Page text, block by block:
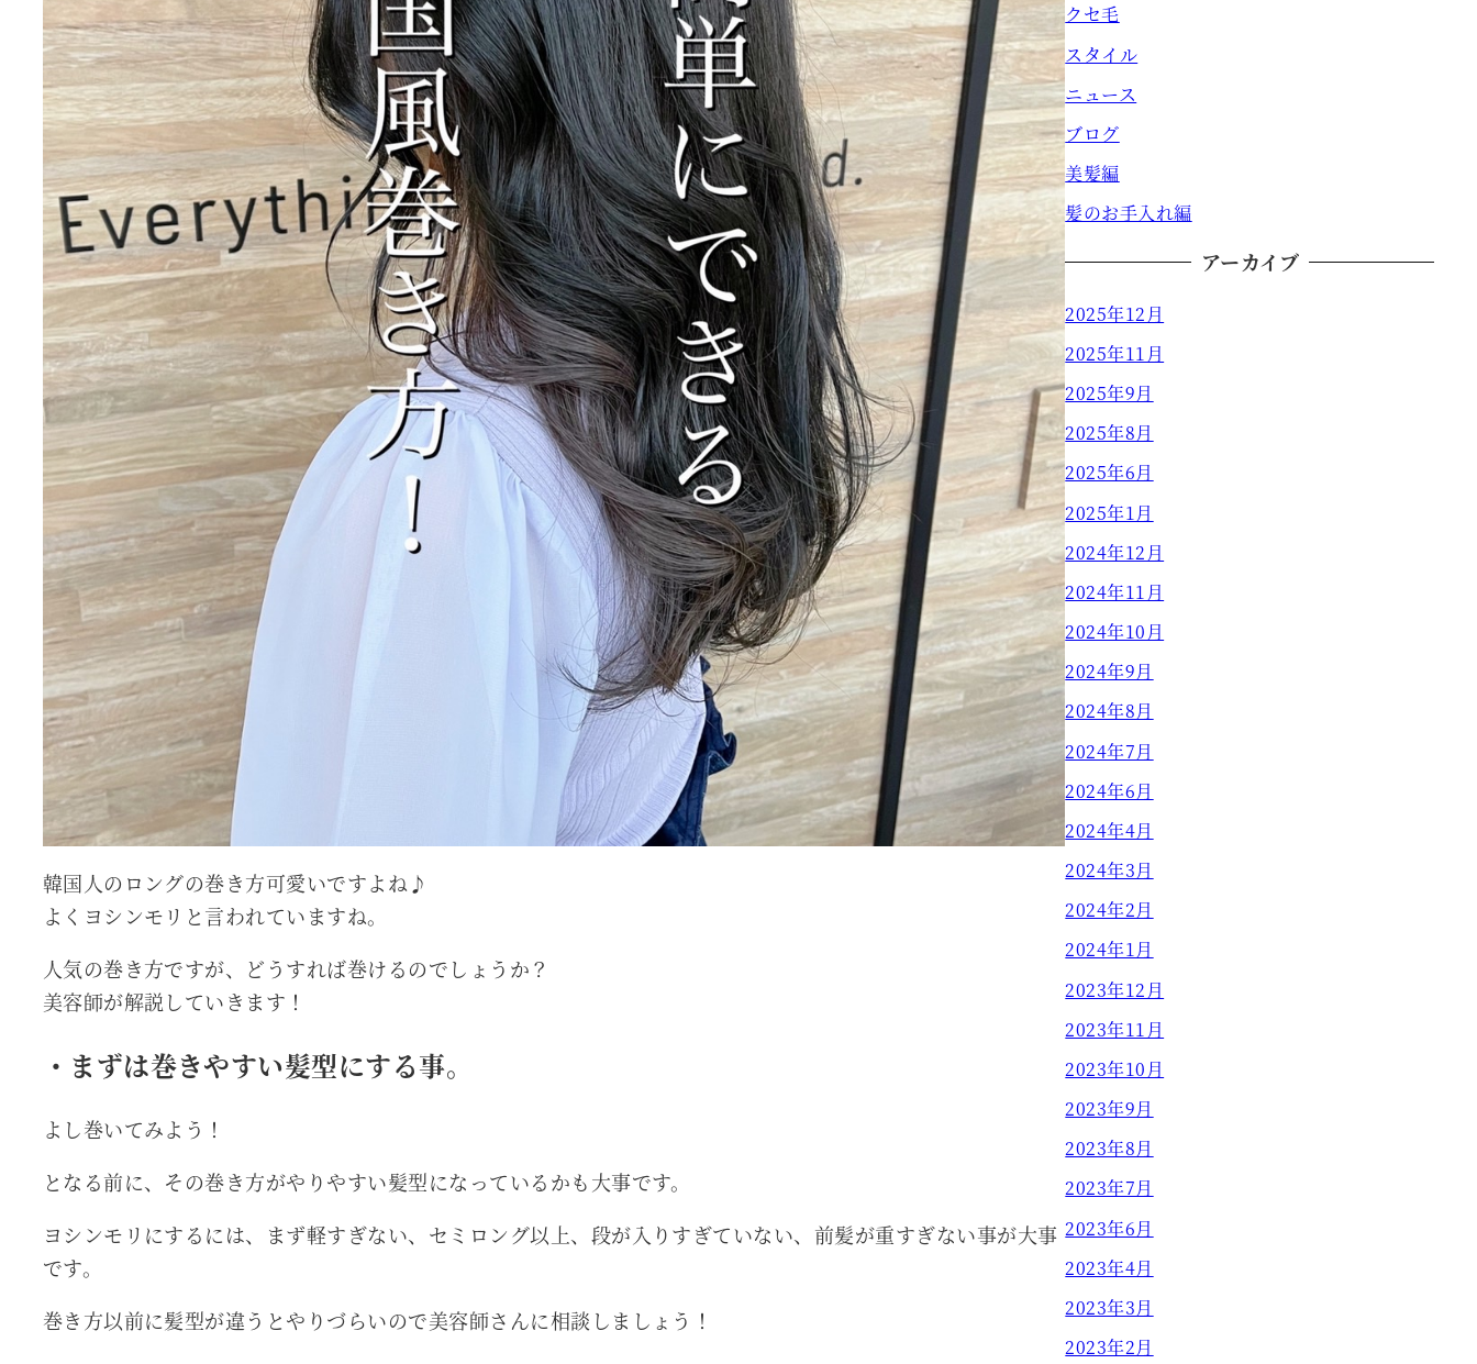
韓国人のロングの巻き方可愛いですよね♪
よくヨシンモリと言われていますね。
人気の巻き方ですが、どうすれば巻けるのでしょうか？
美容師が解説していきます！
・まずは巻きやすい髪型にする事。
よし巻いてみよう！
となる前に、その巻き方がやりやすい髪型になっているかも大事です。
ヨシンモリにするには、まず軽すぎない、セミロング以上、段が入りすぎていない、前髪が重すぎない事が大事
です。
巻き方以前に髪型が違うとやりづらいので美容師さんに相談しましょう！
クセ毛
スタイル
ニュース
ブログ
美髪編
髪のお手入れ編
アーカイブ
2025年12月
2025年11月
2025年9月
2025年8月
2025年6月
2025年1月
2024年12月
2024年11月
2024年10月
2024年9月
2024年8月
2024年7月
2024年6月
2024年4月
2024年3月
2024年2月
2024年1月
2023年12月
2023年11月
2023年10月
2023年9月
2023年8月
2023年7月
2023年6月
2023年4月
2023年3月
2023年2月